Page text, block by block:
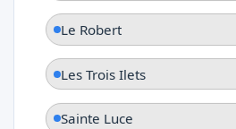
Le Robert
Les Trois Ilets
Sainte Luce